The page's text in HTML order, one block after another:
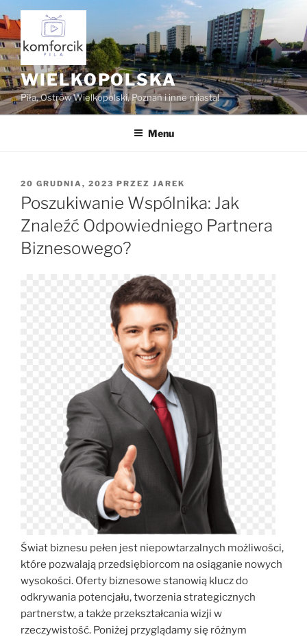
Przejdź
do
treści
WIELKOPOLSKA
Piła, Ostrów Wielkopolski, Poznań i inne miasta!
Menu
OPUBLIKOWANE
W
20 GRUDNIA, 2023 PRZEZ JAREK
Poszukiwanie Wspólnika: Jak
Znaleźć Odpowiedniego Partnera
Biznesowego?
Świat biznesu pełen jest niepowtarzalnych możliwości,
które pozwalają przedsiębiorcom na osiąganie nowych
wysokości. Oferty biznesowe stanowią klucz do
odkrywania potencjału, tworzenia strategicznych
partnerstw, a także przekształcania wizji w
rzeczywistość. Poniżej przyglądamy się różnym